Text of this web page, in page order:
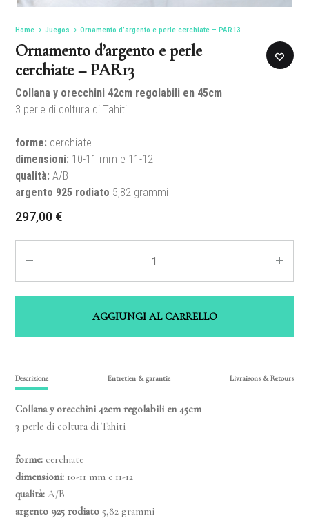
Home Juegos Ornamento d’argento e perle cerchiate – PAR13
Ornamento d’argento e perle
cerchiate – PAR13
Collana y orecchini 42cm regolabili en 45cm
3 perle di coltura di Tahiti
forme: cerchiate
dimensioni: 10-11 mm e 11-12
qualità: A/B
argento 925 rodiato 5,82 grammi
297,00 €
AGGIUNGI AL CARRELLO
Descrizione Entretien & garantie Livraisons & Retours
Collana y orecchini 42cm regolabili en 45cm
3 perle di coltura di Tahiti
forme: cerchiate
dimensioni: 10-11 mm e 11-12
qualità: A/B
argento 925 rodiato 5,82 grammi